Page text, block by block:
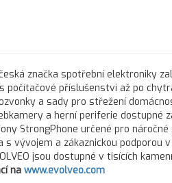
česká značka spotřební elektroniky
počítačové příslušenství až po
a sady pro střežení
a herní periferie dostupné
StrongPhone určené pro
s vývojem a zákaznickou podporou
jsou dostupné v tisících
na www.evolveo.com